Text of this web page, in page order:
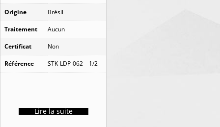
Origine Brésil
Traitement Aucun
Certificat Non
Référence STK-LDP-062 – 1/2
Lire la suite